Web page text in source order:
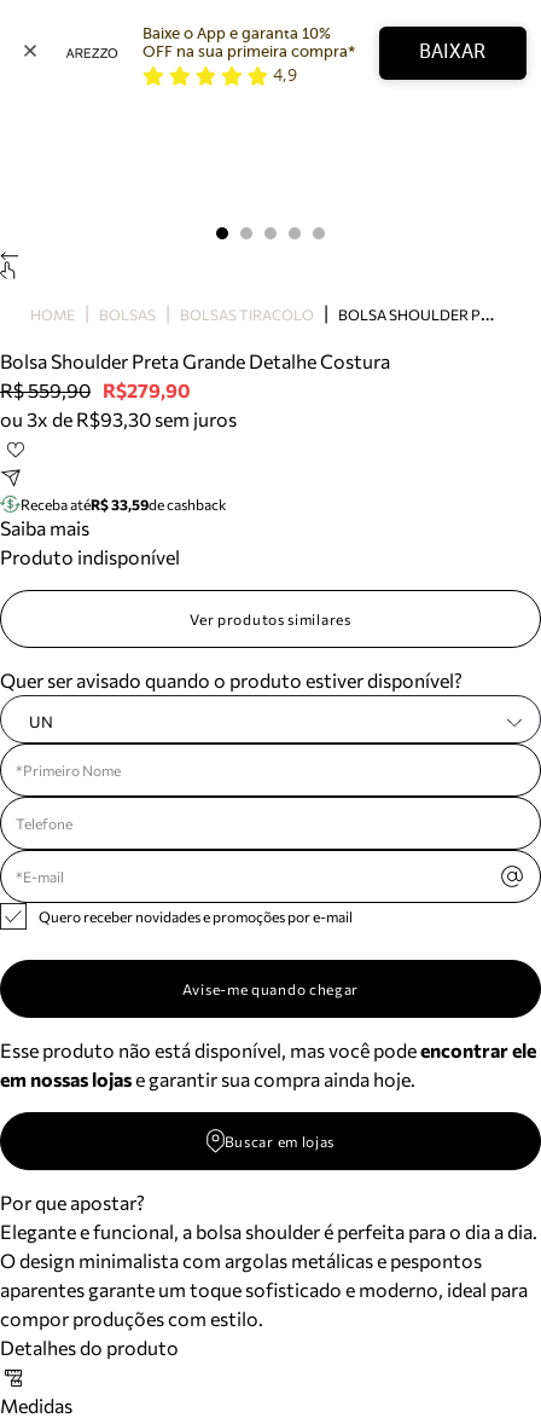
Bolsa
Tamanco
Tênis
Mule
Tire dúvidas sobre pedidos, devoluções e mais.
Meus pedidos
Acompanhe seus pedidos e solicite devoluções.
Baixe o App e garanta 10%
OFF na sua primeira compra*
4,9
BAIXAR
HOME BOLSAS BOLSAS TIRACOLO B
OLSA SHOULDER PRETA GRANDE DETALHE COSTURA
Bolsa Shoulder Preta Grande Detalhe Costura
R$ 559,90 R$279,90
ou 3x de R$93,30 sem juros
Receba atéR$ 33,59de cashback
Saiba mais
Produto indisponível
Ver produtos similares
Quer ser avisado quando o produto estiver disponível?
UN
Quero receber novidades e promoções por e-mail
Avise-me quando chegar
Esse produto não está disponível, mas você podeencontrar ele
em nossas lojase garantir sua compra ainda hoje.
Buscar em lojas
Por que apostar?
Elegante e funcional, a bolsa shoulder é perfeita para o dia a dia.
O design minimalista com argolas metálicas e pespontos
aparentes garante um toque sofisticado e moderno, ideal para
compor produções com estilo.
Detalhes do produto
Medidas